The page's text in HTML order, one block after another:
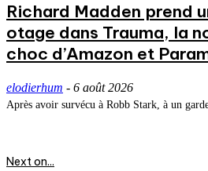
Richard Madden prend
otage dans Trauma, la
choc d’Amazon et
elodierhum - 6 août 2026
Après avoir survécu à Robb Stark, à un
Next on...